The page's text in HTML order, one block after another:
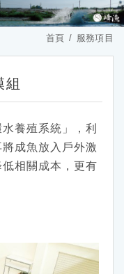
首頁 服務項目
組
養殖系統」，利
成魚放入戶外激
相關成本，更有